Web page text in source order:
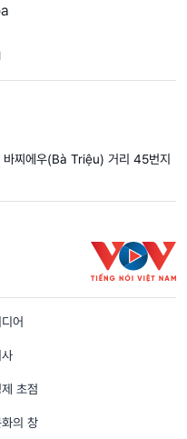
찌에우(Bà Triệu) 거리 45번지
어
초점
의 창